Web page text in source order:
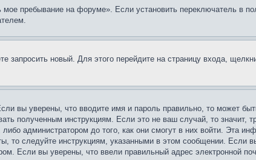
пребывание на форуме». Если установить переключатель в
запросить новый. Для этого перейдите на страницу входа,
вы уверены, что вводите имя и пароль правильно, то может
полученным инструкциям. Если это не ваш случай, то значит,
администратором до того, как они смогут в них войти. Эта
то следуйте инструкциям, указанными в этом сообщении. Если
Если вы уверены, что ввели правильный адрес электронной